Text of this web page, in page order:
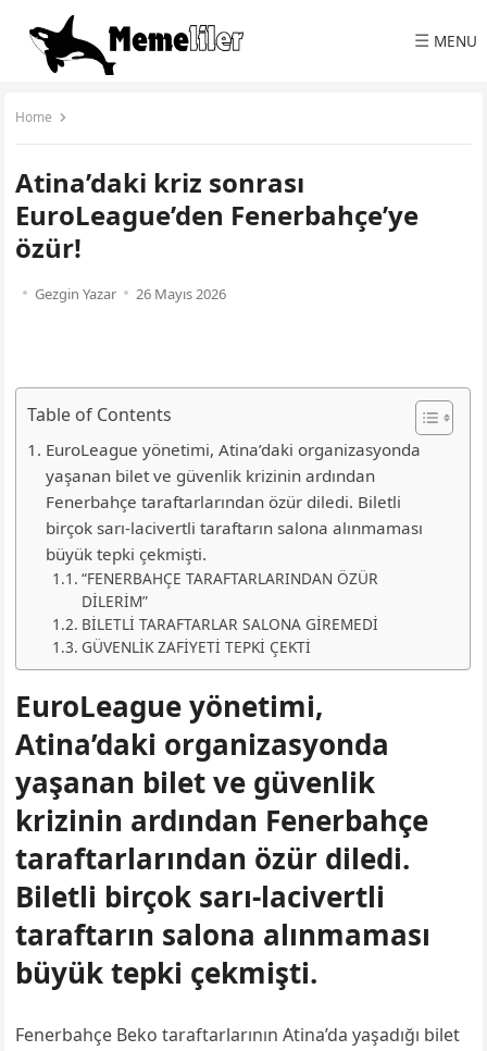
☰ MENU
Home
Atina’daki kriz sonrası
EuroLeague’den Fenerbahçe’ye
özür!
Gezgin Yazar 26 Mayıs 2026
Table of Contents
EuroLeague yönetimi, Atina’daki organizasyonda
yaşanan bilet ve güvenlik krizinin ardından
Fenerbahçe taraftarlarından özür diledi. Biletli
birçok sarı-lacivertli taraftarın salona alınmaması
büyük tepki çekmişti.
“FENERBAHÇE TARAFTARLARINDAN ÖZÜR
DİLERİM”
BİLETLİ TARAFTARLAR SALONA GİREMEDİ
GÜVENLİK ZAFİYETİ TEPKİ ÇEKTİ
EuroLeague yönetimi,
Atina’daki organizasyonda
yaşanan bilet ve güvenlik
krizinin ardından Fenerbahçe
taraftarlarından özür diledi.
Biletli birçok sarı-lacivertli
taraftarın salona alınmaması
büyük tepki çekmişti.
Fenerbahçe Beko taraftarlarının Atina’da yaşadığı bilet